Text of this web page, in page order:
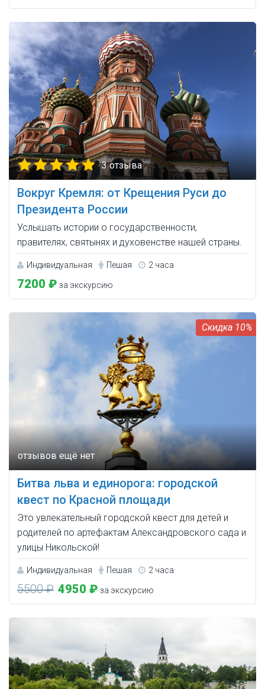
3 отзыва
Вокруг Кремля: от Крещения Руси до
Президента России
Услышать истории о государственности,
правителях, святынях и духовенстве нашей страны.
Индивидуальная Пешая 2 часа
7200 ₽ за экскурсию
10%
Битва льва и единорога: городской
квест по Красной площади
Это увлекательный городской квест для детей и
родителей по артефактам Александровского сада и
улицы Никольской!
Индивидуальная Пешая 2 часа
5500 ₽ 4950 ₽ за экскурсию